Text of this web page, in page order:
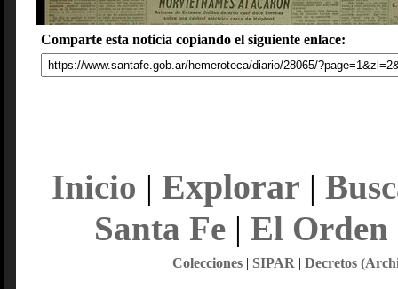
Comparte esta noticia copiando el siguiente enlace:
Inicio | Explorar |
Santa Fe| El Orden
Colecciones| SIPAR | Decretos